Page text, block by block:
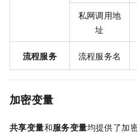
私网调用地
址
流程服务 流程服务名
加密变量
共享变量和服务变量均提供了加